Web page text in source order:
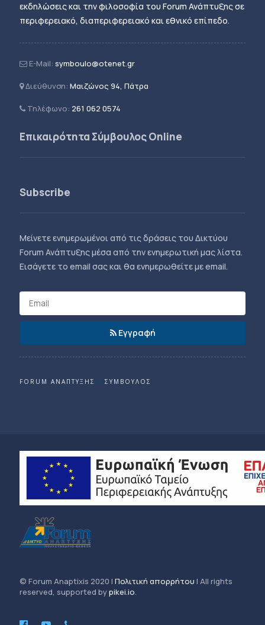
εκδηλώσεις και την φιλοσοφία του Forum Ανάπτυξης σε
περιφερειακό, διαπεριφερειακό και εθνικό επίπεδο.
E-Mail: symboulo@otenet.gr
Διεύθυνση: Μαιζώνος 94, Πάτρα
Τηλέφωνο: 261 062 0574
Επικαιρότητα Σύμβουλος Online
Subscribe
Μείνετε ενημερωμένοι από τις δράσεις του Δικτύου
Forum Ανάπτυξης μέσα από την ενημερωτική μας λίστα.
Εισάγετε το email σας και θα ενημερωθείτε με email.
Εγγραφή
FORUM ΑΝΑΠΤΥΞΗΣ ΣΥΜΒΟΥΛΟΣ
© Forum Anaptixis 2020 | Πολιτική απορρήτου | All rights
reserved, supported bypikei.io.